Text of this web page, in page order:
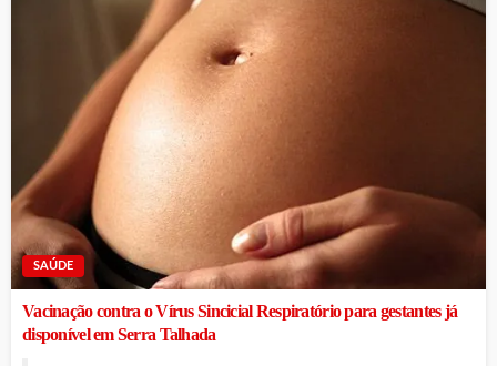
SAÚDE
Vacinação contra o Vírus Sincicial Respiratório para gestantes já
disponível em Serra Talhada